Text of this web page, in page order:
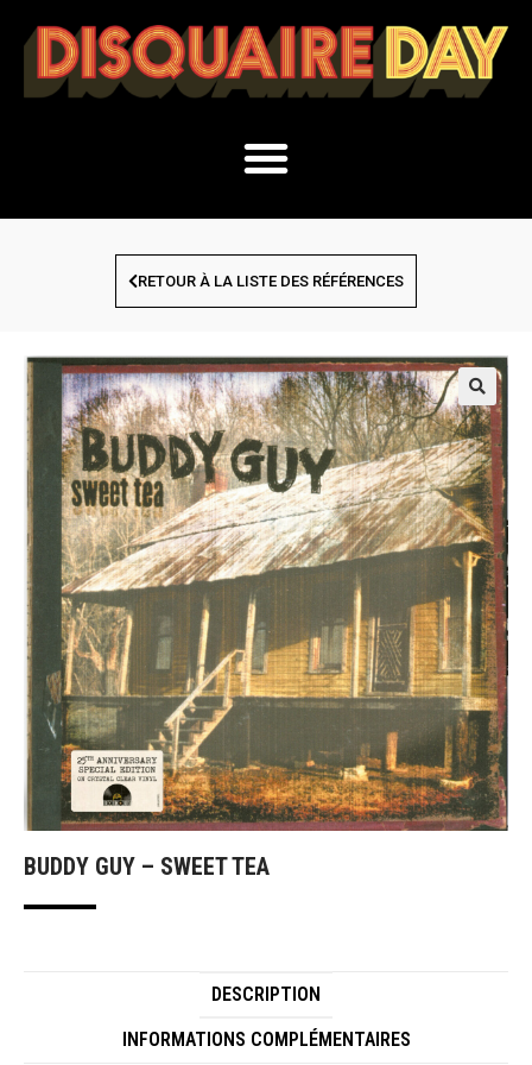
RETOUR À LA LISTE DES RÉFÉRENCES
BUDDY GUY – SWEET TEA
DESCRIPTION
INFORMATIONS COMPLÉMENTAIRES